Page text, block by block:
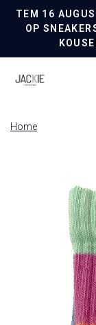
TEM 16
OP
Home